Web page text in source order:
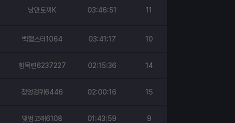
낭만토끼K 03:46:51 11
백햄스터1064 03:41:17 10
힘목련6237227 02:15:36 14
청엉겅퀴6446 02:00:16 15
빛범고래6108 01:43:59 9